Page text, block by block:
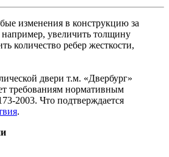
изменения в конструкцию за
увеличить толщину
количество ребер жесткости,
двери т.м. «Двербург»
требованиям нормативным
2003. Что подтверждается
.